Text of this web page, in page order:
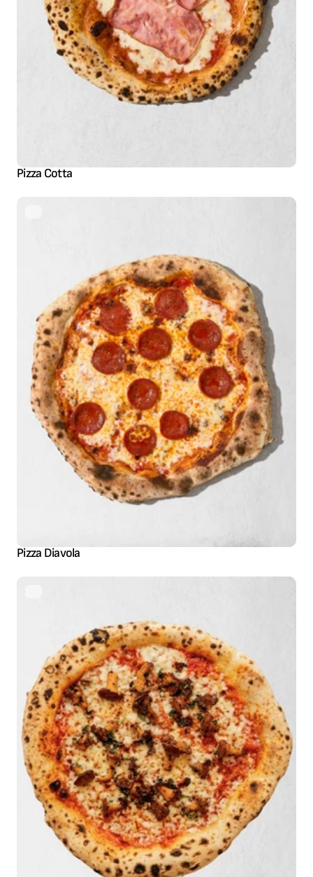
Pizza Cotta
Pizza Diavola